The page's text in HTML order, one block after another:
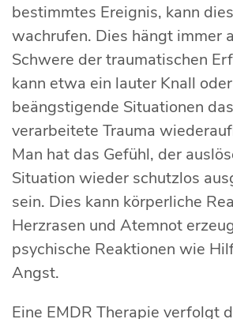
bestimmtes Ereignis, kann
wachrufen. Dies hängt immer
Schwere der traumatischen
kann etwa ein lauter Knall
beängstigende Situationen
verarbeitete Trauma
Man hat das Gefühl, der
Situation wieder schutzlos
sein. Dies kann körperliche
Herzrasen und Atemnot
psychische Reaktionen wie
Angst.
Eine EMDR Therapie verfolgt